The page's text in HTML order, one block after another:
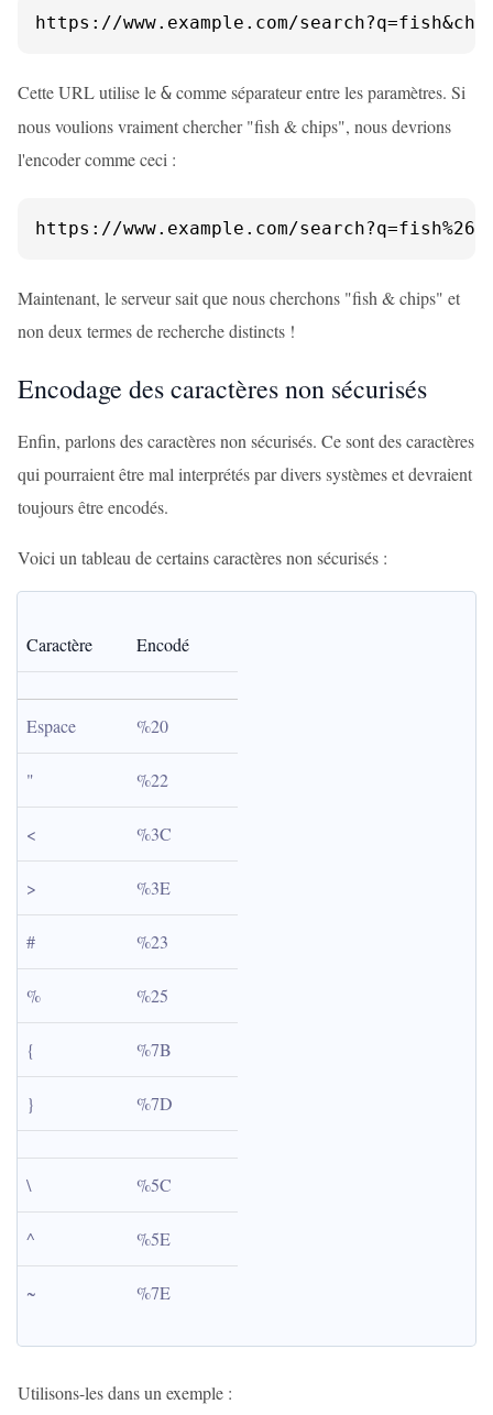
https://www.example.com/
Cette URL utilise le & comme séparateur entre les paramètres. Si
nous voulions vraiment chercher "fish & chips", nous devrions
l'encoder comme ceci :
https://www.example.com/
Maintenant, le serveur sait que nous cherchons "fish & chips" et
non deux termes de recherche distincts !
Encodage des caractères non sécurisés
Enfin, parlons des caractères non sécurisés. Ce sont des caractères
qui pourraient être mal interprétés par divers systèmes et devraient
toujours être encodés.
Voici un tableau de certains caractères non sécurisés :
Caractère Encodé
Espace %20
" %22
< %3C
> %3E
# %23
% %25
{ %7B
} %7D
\ %5C
^ %5E
~ %7E
Utilisons-les dans un exemple :